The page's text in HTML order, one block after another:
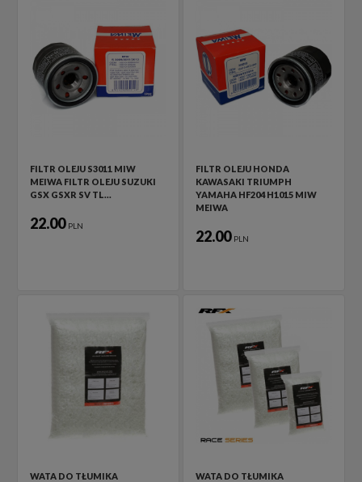
FILTR OLEJU S3011 MIW
MEIWA FILTR OLEJU SUZUKI
GSX GSXR SV TL…
22.00 PLN
FILTR OLEJU HONDA
KAWASAKI TRIUMPH
YAMAHA HF204 H1015 MIW
MEIWA
22.00 PLN
WATA DO TŁUMIKA
WATA DO TŁUMIKA